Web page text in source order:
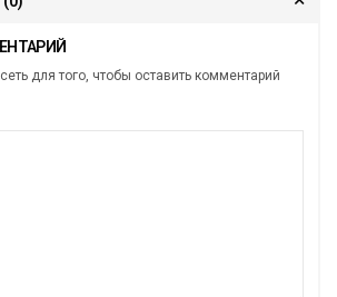
для того, чтобы оставить комментарий